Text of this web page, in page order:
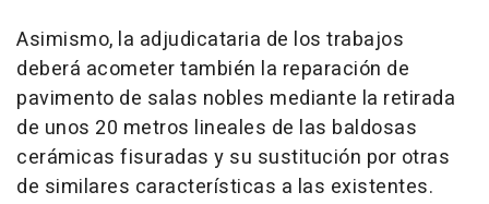
Asimismo, la adjudicataria de los trabajos
deberá acometer también la reparación de
pavimento de salas nobles mediante la retirada
de unos 20 metros lineales de las baldosas
cerámicas fisuradas y su sustitución por otras
de similares características a las existentes.